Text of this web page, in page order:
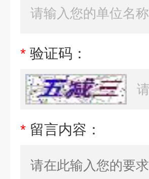
* 验证码：
* 留言内容：